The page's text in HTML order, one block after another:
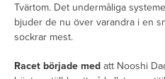
Tvärtom. Det undermåliga
bjuder de nu över varandra i en
sockrar mest.
Racet började med att Nooshi